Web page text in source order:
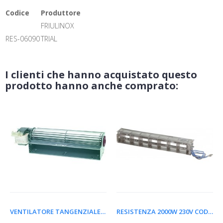
Codice
Produttore
FRIULINOX
RES-06090TRIAL
I clienti che hanno acquistato questo
prodotto hanno anche comprato:
VENTILATORE TANGENZIALE 270... RESISTENZA 2000W 230V COD....